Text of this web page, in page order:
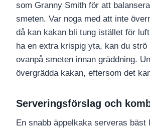
som Granny Smith för att
smeten. Var noga med att inte
då kan kakan bli tung istället för
ha en extra krispig yta, kan du
ovanpå smeten innan gräddning.
övergrädda kakan, eftersom det
Serveringsförslag och
En snabb äppelkaka serveras bäst